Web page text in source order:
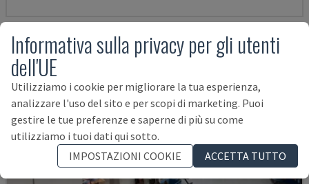
Informativa sulla privacy per gli utenti
dell'UE
Utilizziamo i cookie per migliorare la tua esperienza,
analizzare l'uso del sito e per scopi di marketing. Puoi
gestire le tue preferenze e saperne di più su come
utilizziamo i tuoi dati qui sotto.
IMPOSTAZIONI COOKIE
ACCETTA TUTTO